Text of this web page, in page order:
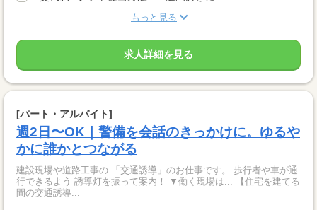
もっと見る
求人詳細を見る
[パート・アルバイト]
週2日〜OK｜警備を会話のきっかけに。ゆるや
かに誰かとつながる
建設現場や道路工事の 「交通誘導」のお仕事です。 歩行者や車が通
行できるよう 誘導灯を振って案内！ ▼働く現場は... 【住宅を建てる
間の交通誘導...